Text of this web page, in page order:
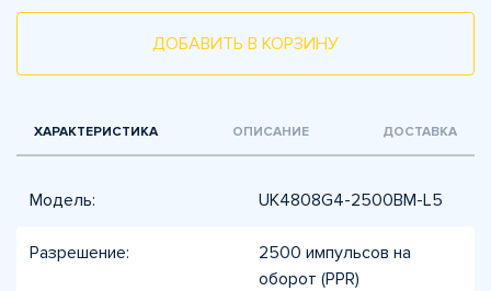
ДОБАВИТЬ В КОРЗИНУ
ХАРАКТЕРИСТИКА ОПИСАНИЕ ДОСТАВКА
Модель: UK4808G4-2500BM-L5
Разрешение:
2500 импульсов на
оборот (PPR)